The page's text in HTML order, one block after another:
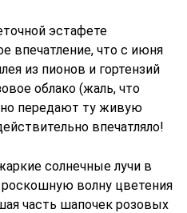
эстафете
впечатление, что с июня
из пионов и гортензий
облако (жаль, что
передают ту живую
впечатляло!
солнечные лучи в
роскошную волну цветения
часть шапочек розовых